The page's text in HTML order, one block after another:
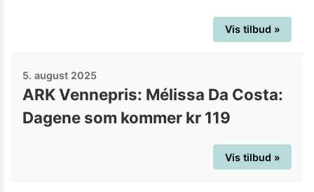
Vis tilbud »
5. august 2025
ARK Vennepris: Mélissa Da Costa:
Dagene som kommer kr 119
Vis tilbud »